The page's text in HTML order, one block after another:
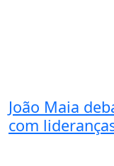
João Maia
com